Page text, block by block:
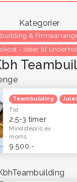
Kategorier
&
- Idéer til
Teambuilding
Tid
2,5-3 timer
Mindstepris ex
moms
9.500,-